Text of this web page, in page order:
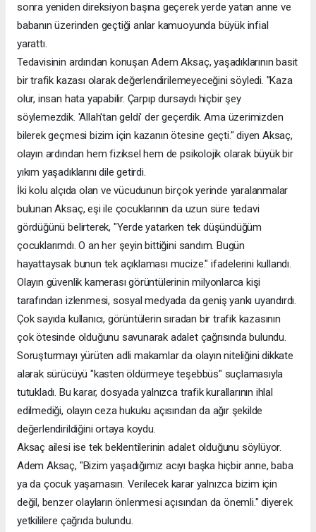
sonra yeniden direksiyon başına geçerek yerde yatan anne ve
babanın üzerinden geçtiği anlar kamuoyunda büyük infial
yarattı.
Tedavisinin ardından konuşan Adem Aksaç, yaşadıklarının basit
bir trafik kazası olarak değerlendirilemeyeceğini söyledi. "Kaza
olur, insan hata yapabilir. Çarpıp dursaydı hiçbir şey
söylemezdik. 'Allah'tan geldi' der geçerdik. Ama üzerimizden
bilerek geçmesi bizim için kazanın ötesine geçti." diyen Aksaç,
olayın ardından hem fiziksel hem de psikolojik olarak büyük bir
yıkım yaşadıklarını dile getirdi.
İki kolu alçıda olan ve vücudunun birçok yerinde yaralanmalar
bulunan Aksaç, eşi ile çocuklarının da uzun süre tedavi
gördüğünü belirterek, "Yerde yatarken tek düşündüğüm
çocuklarımdı. O an her şeyin bittiğini sandım. Bugün
hayattaysak bunun tek açıklaması mucize." ifadelerini kullandı.
Olayın güvenlik kamerası görüntülerinin milyonlarca kişi
tarafından izlenmesi, sosyal medyada da geniş yankı uyandırdı.
Çok sayıda kullanıcı, görüntülerin sıradan bir trafik kazasının
çok ötesinde olduğunu savunarak adalet çağrısında bulundu.
Soruşturmayı yürüten adli makamlar da olayın niteliğini dikkate
alarak sürücüyü "kasten öldürmeye teşebbüs" suçlamasıyla
tutukladı. Bu karar, dosyada yalnızca trafik kurallarının ihlal
edilmediği, olayın ceza hukuku açısından da ağır şekilde
değerlendirildiğini ortaya koydu.
Aksaç ailesi ise tek beklentilerinin adalet olduğunu söylüyor.
Adem Aksaç, "Bizim yaşadığımız acıyı başka hiçbir anne, baba
ya da çocuk yaşamasın. Verilecek karar yalnızca bizim için
değil, benzer olayların önlenmesi açısından da önemli." diyerek
yetkililere çağrıda bulundu.